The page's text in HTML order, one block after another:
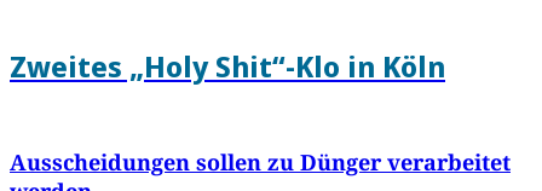
Zweites „Holy Shit“-Klo in Köln
Ausscheidungen sollen zu Dünger verarbeitet